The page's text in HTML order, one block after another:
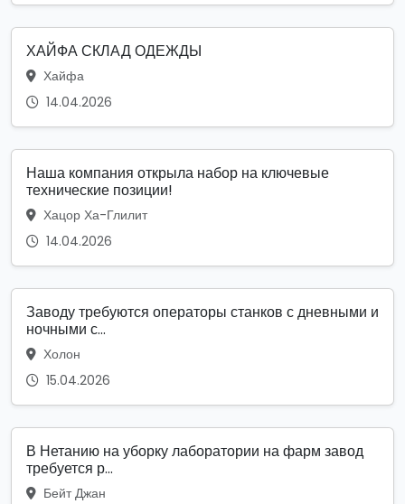
ХАЙФА СКЛАД ОДЕЖДЫ
Хайфа
14.04.2026
Наша компания открыла набор на ключевые
технические позиции!
Хацор Ха-Глилит
14.04.2026
Заводу требуются операторы станков с дневными и
ночными с...
Холон
15.04.2026
В Нетанию на уборку лаборатории на фарм завод
требуется р...
Бейт Джан